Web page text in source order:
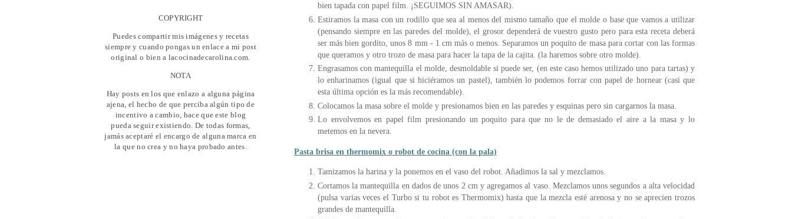
bien tapada con papel film. ¡SEGUIMOS SIN AMASAR).
Estiramos la masa con un rodillo que sea al menos del mismo tamaño que el molde o base que vamos a utilizar
(pensando siempre en las paredes del molde), el grosor dependerá de vuestro gusto pero para esta receta deberá
ser más bien gordito, unos 8 mm - 1 cm más o menos. Separamos un poquito de masa para cortar con las formas
que queramos y otro trozo de masa para hacer la tapa de la cajita. (la haremos sobre otro molde).
Engrasamos con mantequilla el molde, desmoldable si puede ser, (en este caso hemos utilizado uno para tartas) y
lo enharinamos (igual que si hiciéramos un pastel), también lo podemos forrar con papel de hornear (casi que
esta última opción es la más recomendable).
Colocamos la masa sobre el molde y presionamos bien en las paredes y esquinas pero sin cargarnos la masa.
Lo envolvemos en papel film presionando un poquito para que no le de demasiado el aire a la masa y lo
metemos en la nevera.
Pasta brisa en thermomix o robot de cocina (con la pala)
Tamizamos la harina y la ponemos en el vaso del robot. Añadimos la sal y mezclamos.
Cortamos la mantequilla en dados de unos 2 cm y agregamos al vaso. Mezclamos unos segundos a alta velocidad
(pulsa varias veces el Turbo si tu robot es Thermomix) hasta que la mezcla esté arenosa y no se aprecien trozos
grandes de mantequilla.
COPYRIGHT
Puedes compartir mis imágenes y recetas
siempre y cuando pongas un enlace a mi post
original o bien a lacocinadecarolina.com.
NOTA
Hay posts en los que enlazo a alguna página
ajena, el hecho de que perciba algún tipo de
incentivo a cambio, hace que este blog
pueda seguir existiendo. De todas formas,
jamás aceptaré el encargo de alguna marca en
la que no crea y no haya probado antes.